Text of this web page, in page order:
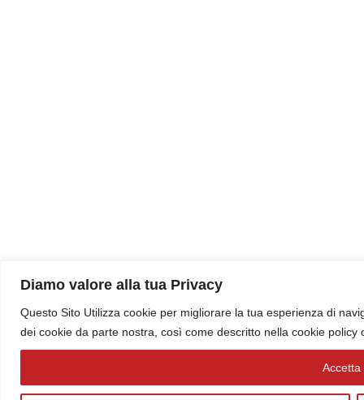
Diamo valore alla tua Privacy
Questo Sito Utilizza cookie per migliorare la tua esperienza di
dei cookie da parte nostra, così come descritto nella cookie policy
Accetta